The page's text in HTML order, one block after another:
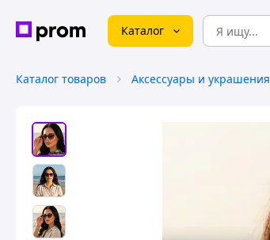
Каталог
Каталог товаров Аксессуары и украшения